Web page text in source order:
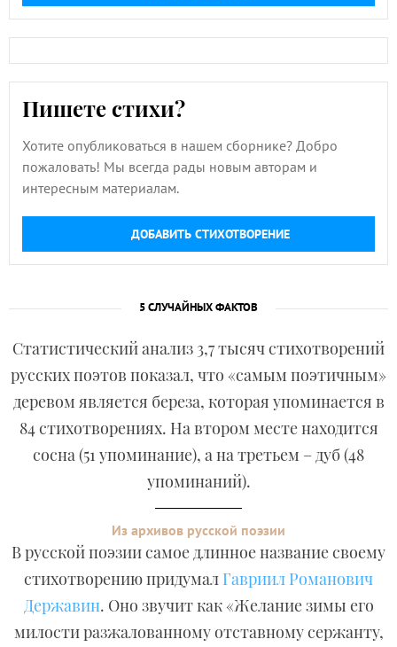
Пишете стихи?
Хотите опубликоваться в нашем сборнике? Добро
пожаловать! Мы всегда рады новым авторам и
интересным материалам.
ДОБАВИТЬ СТИХОТВОРЕНИЕ
5 СЛУЧАЙНЫХ ФАКТОВ
Статистический анализ 3,7 тысяч стихотворений
русских поэтов показал, что «самым поэтичным»
деревом является береза, которая упоминается в
84 стихотворениях. На втором месте находится
сосна (51 упоминание), а на третьем – дуб (48
упоминаний).
Из архивов русской поэзии
В русской поэзии самое длинное название своему
стихотворению придумал Гавриил Романович
Державин. Оно звучит как «Желание зимы его
милости разжалованному отставному сержанту,